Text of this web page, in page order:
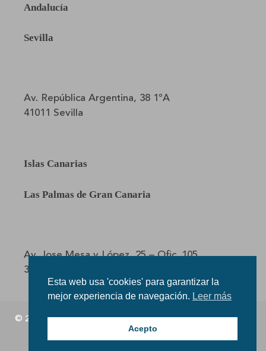
Andalucía
Sevilla
Av. República Argentina, 38 1ºA
41011 Sevilla
Islas Canarias
Las Palmas de Gran Canaria
Av. Jose Mesa y López, 25 – Ofic. 105
35010 Las Palmas de Gran Canaria
© 2026 Clínica Capilar -Clínica Capilar Cádiz-Clínica Capilar
Tenerife
Esta web usa 'cookies' para garantizar la
mejor experiencia de navegación. Leer más
Acepto